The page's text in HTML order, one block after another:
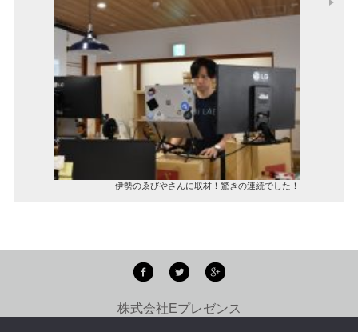
伊勢のゑびやさんに取材！驚きの連続でした！
株式会社Eプレゼンス